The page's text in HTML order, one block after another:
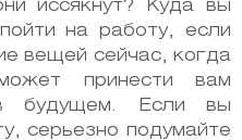
иссякнут? Куда вы
на работу, если
вещей сейчас, когда
принести вам
будущем. Если вы
серьезно подумайте